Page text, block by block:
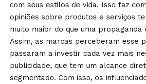
com seus estilos de vida. Isso faz
opiniões sobre produtos e serviços
muito maior do que uma propaganda
Assim, as marcas perceberam esse
passaram a investir cada vez mais
publicidade, que tem um alcance
segmentado. Com isso, os